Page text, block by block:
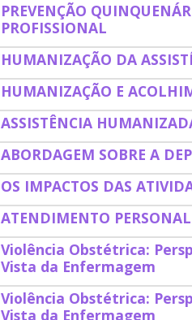
PREVENÇÃO
PROFISSIONAL
HUMANIZAÇÃO DA
HUMANIZAÇÃO E
ASSISTÊNCIA
ABORDAGEM SOBRE A
OS IMPACTOS DAS
ATENDIMENTO
Violência Obstétrica:
Vista da Enfermagem
Violência Obstétrica:
Vista da Enfermagem